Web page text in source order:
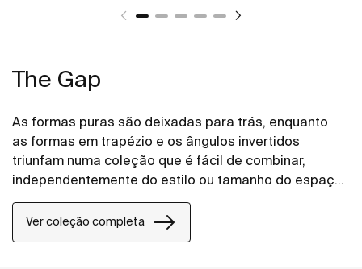
The Gap
As formas puras são deixadas para trás, enquanto
as formas em trapézio e os ângulos invertidos
triunfam numa coleção que é fácil de combinar,
independentemente do estilo ou tamanho do espaço
Ver coleção completa